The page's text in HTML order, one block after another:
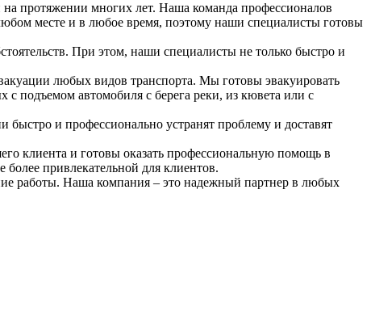
на протяжении многих лет. Наша команда профессионалов
месте и в любое время, поэтому наши специалисты готовы
При этом, наши специалисты не только быстро и
любых видов транспорта. Мы готовы эвакуировать
подъемом автомобиля с берега реки, из кювета или с
и профессионально устранят проблему и доставят
клиента и готовы оказать профессиональную помощь в
привлекательной для клиентов.
работы. Наша компания – это надежный партнер в любых